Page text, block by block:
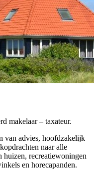
makelaar – taxateur.
van advies, hoofdzakelijk
naar alle
huizen, recreatiewoningen
en horecapanden.